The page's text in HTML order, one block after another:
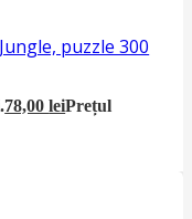
puzzle 300
78,00leiPrețul